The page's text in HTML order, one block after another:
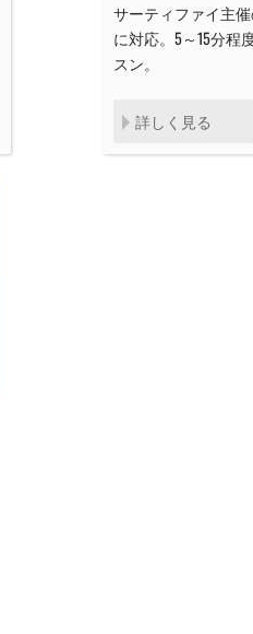
サーティファイ主催
に対応。5～15分程
スン。
詳しく見る